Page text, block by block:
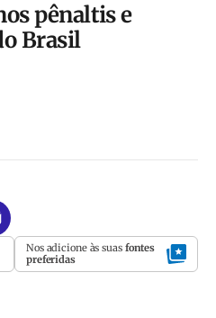
pênaltis e
Brasil
Nos adicione às suas fontes
preferidas